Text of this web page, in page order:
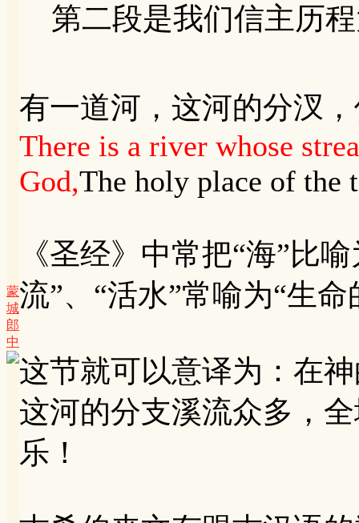
蒙
城
郎
中
第二段是我们信主历
有一道河，这河的分汊
There is a river whose
God,The holy place of the
《圣经》中常把“海”比
流”、“活水”常喻为“生命
这节就可以意译为：在
这河的分支溪流众多，
乐！